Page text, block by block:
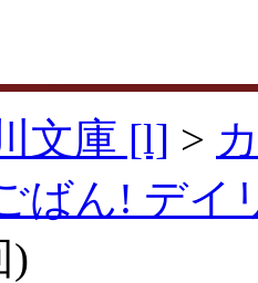
文庫 [l] >
ばん! デイ
)